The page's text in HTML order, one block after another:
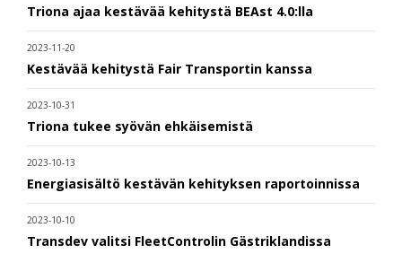
Triona ajaa kestävää kehitystä BEAst 4.0:lla
2023-11-20
Kestävää kehitystä Fair Transportin kanssa
2023-10-31
Triona tukee syövän ehkäisemistä
2023-10-13
Energiasisältö kestävän kehityksen raportoinnissa
2023-10-10
Transdev valitsi FleetControlin Gästriklandissa